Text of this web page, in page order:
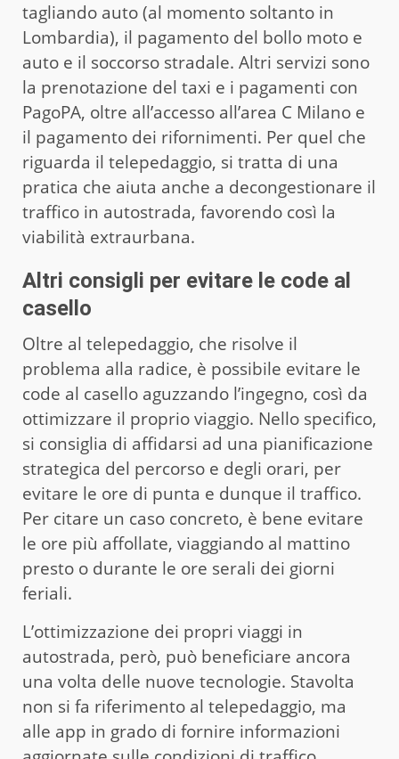
tagliando auto (al momento soltanto in
Lombardia), il pagamento del bollo moto e
auto e il soccorso stradale. Altri servizi sono
la prenotazione del taxi e i pagamenti con
PagoPA, oltre all’accesso all’area C Milano e
il pagamento dei rifornimenti. Per quel che
riguarda il telepedaggio, si tratta di una
pratica che aiuta anche a decongestionare il
traffico in autostrada, favorendo così la
viabilità extraurbana.
Altri consigli per evitare le code al
casello
Oltre al telepedaggio, che risolve il
problema alla radice, è possibile evitare le
code al casello aguzzando l’ingegno, così da
ottimizzare il proprio viaggio. Nello specifico,
si consiglia di affidarsi ad una pianificazione
strategica del percorso e degli orari, per
evitare le ore di punta e dunque il traffico.
Per citare un caso concreto, è bene evitare
le ore più affollate, viaggiando al mattino
presto o durante le ore serali dei giorni
feriali.
L’ottimizzazione dei propri viaggi in
autostrada, però, può beneficiare ancora
una volta delle nuove tecnologie. Stavolta
non si fa riferimento al telepedaggio, ma
alle app in grado di fornire informazioni